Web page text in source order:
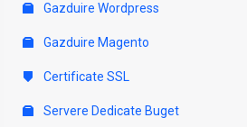
Gazduire Wordpress
Gazduire Magento
Certificate SSL
Servere Dedicate Buget